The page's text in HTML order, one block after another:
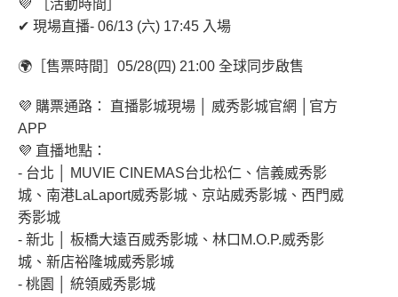
💜 ［活動時間］
✔ 現場直播- 06/13 (六) 17:45 入場
🌍［售票時間］05/28(四) 21:00 全球同步啟售
💜 購票通路： 直播影城現場 │ 威秀影城官網 │官方
APP
💜 直播地點：
- 台北 │ MUVIE CINEMAS台北松仁、信義威秀影
城、南港LaLaport威秀影城、京站威秀影城、西門威
秀影城
- 新北 │ 板橋大遠百威秀影城、林口M.O.P.威秀影
城、新店裕隆城威秀影城
- 桃園 │ 統領威秀影城